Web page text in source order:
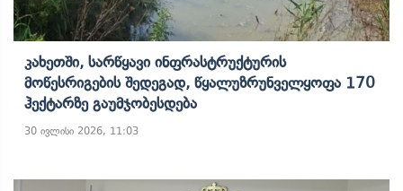
Კახეთში, Სარწყავი Ინფრასტრუქტურის
Მოწესრიგების Შედეგად, Წყალუზრუნველყოფა 170
Ჰექტარზე Გაუმჯობესდება
30 ივლისი 2026, 11:03